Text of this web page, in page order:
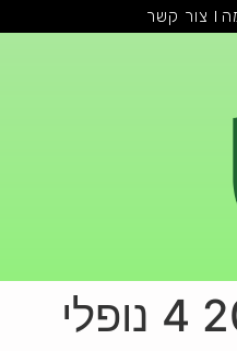
צור קשר
2026-03-30 4 נופלי